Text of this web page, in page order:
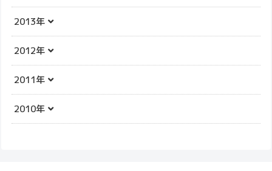
2013年
2012年
2011年
2010年